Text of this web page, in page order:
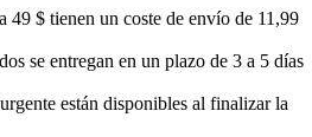
49 $ tienen un coste de envío de 11,99
se entregan en un plazo de 3 a 5 días
están disponibles al finalizar la